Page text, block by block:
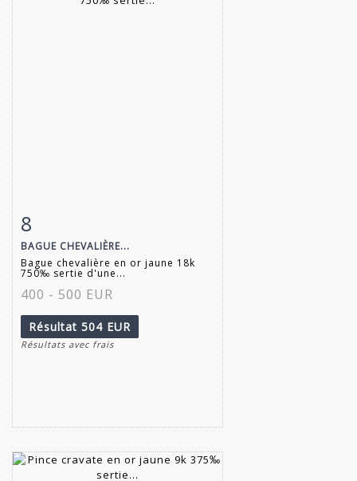
Fiche détaillée
8
BAGUE CHEVALIÈRE...
Bague chevalière en or jaune 18k
750‰ sertie d'une...
400 - 500 EUR
Résultat 504 EUR
Résultats avec frais